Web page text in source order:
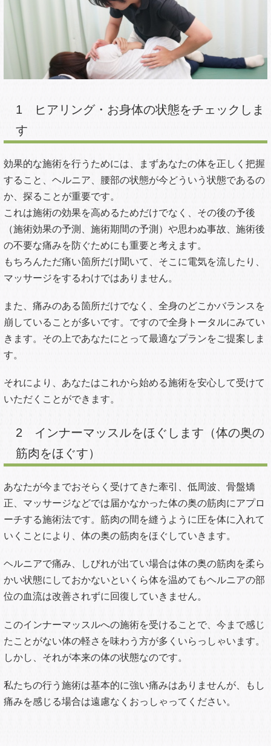
場合を比較しても、2～10年で回復満足度 に差がないことも
明らかになってきました。
つまり、ヘルニアが起きると、痛みを引き起こし、消えない
から、手術するべき、という常識が ひっくり返ったのです。
腰椎椎間板ヘルニア診療ガイドライン（南江堂）より抜粋
◆保存的方法と手術的方法を
比較すると、臨床症状に関し
ては手術的方法のほうが長期
的にも良好な成績を示すが、
10年後にはその差は減少す
る。
◆数週間疼痛が持続した症例
を対象として、保存的方法を
継続してみた郡と早期に手術をすすめた郡とを比較すると、
長期的には差が認められない。
しかし、こういうときは手術が必要です。
支障がでる場合
転びやすくなったなど筋力の低下が激しい場合
排尿障害(おしっこがでないなど)がある場合
このような症状がでる場合は整形外科へ行くことをお勧
めします。
当院でもはじめのカウンセリングの時に必ずみさせてい
ただいています。
当院の改善法